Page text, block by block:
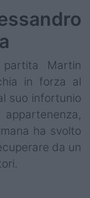
Martin
in forza al
suo infortunio
ha svolto
da un